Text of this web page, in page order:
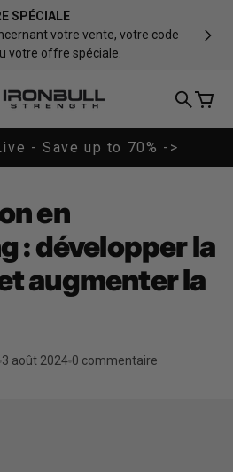
SPÉCIALE
votre vente, votre code
votre offre spéciale.
Strength - CAN
Panier
- Save up to 70% ->
en
: développer la
augmenter la
3 août 2024 0 commentaire